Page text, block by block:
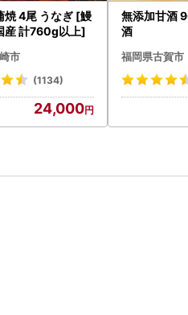
焼 4尾 うなぎ [鰻
産 計760g以上]
市
(1134)
24,000
無添加甘酒
酒
福岡県古賀市